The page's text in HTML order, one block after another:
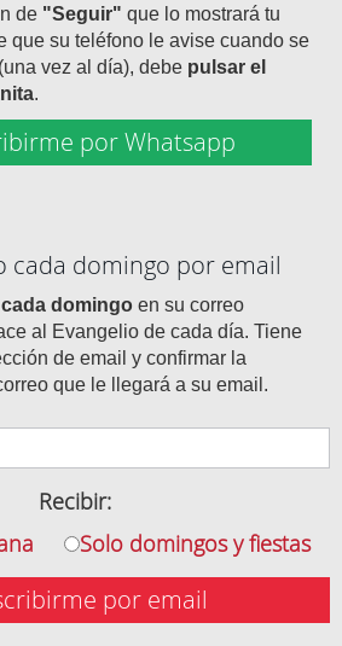
de "Seguir" que lo mostrará tu
que su teléfono le avise cuando se
vez al día), debe pulsar el
.
por Whatsapp
cada domingo por email
domingo en su correo
al Evangelio de cada día. Tiene
de email y confirmar la
que le llegará a su email.
Recibir:
Solo domingos y fiestas
por email